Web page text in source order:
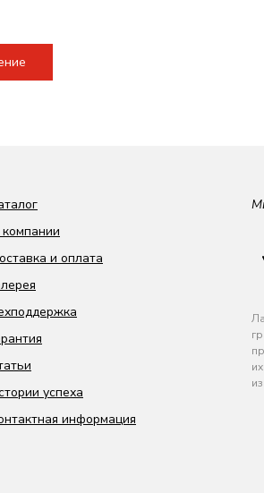
и оплата
успеха
информация